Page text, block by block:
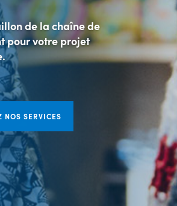
de la chaîne de
pour votre projet
NOS SERVICES